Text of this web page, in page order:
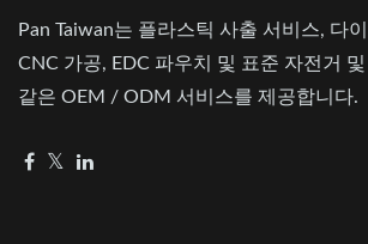
Pan Taiwan는 플라스틱 사출 서비스, 다
CNC 가공, EDC 파우치 및 표준 자전거
같은 OEM / ODM 서비스를 제공합니다.